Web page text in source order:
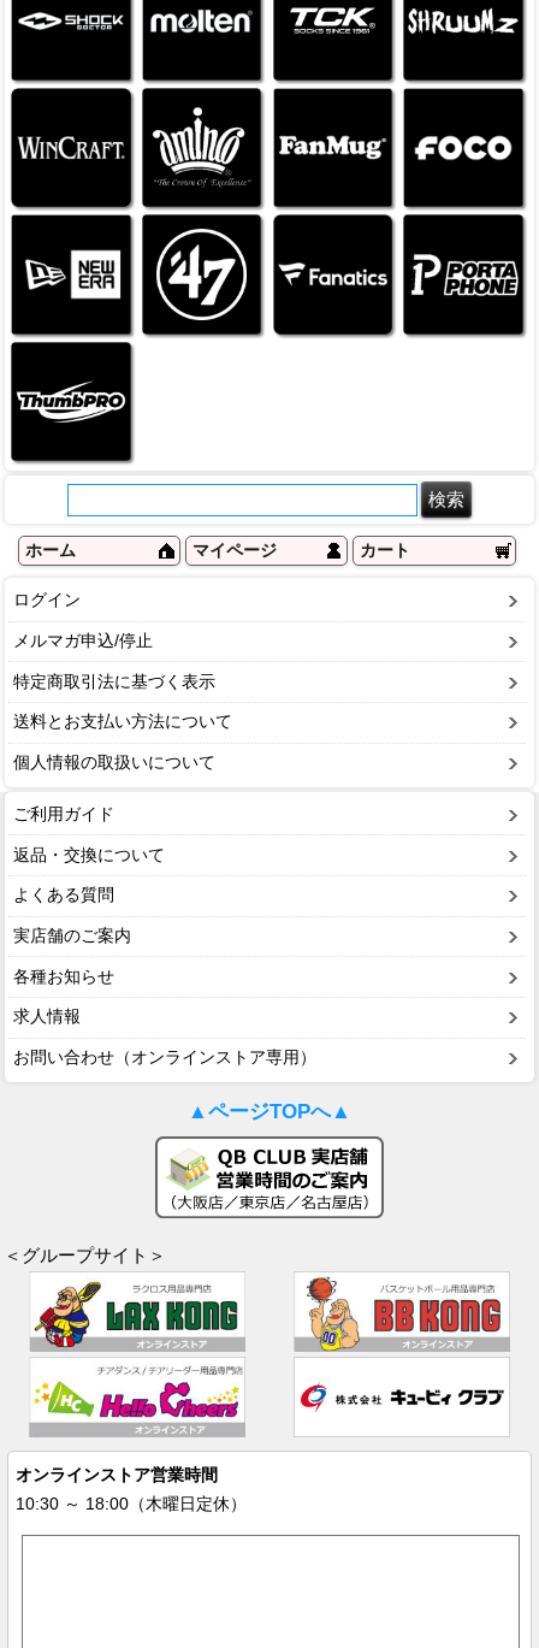
ホーム マイページ カート
ログイン
メルマガ申込/停止
特定商取引法に基づく表示
送料とお支払い方法について
個人情報の取扱いについて
ご利用ガイド
返品・交換について
よくある質問
実店舗のご案内
各種お知らせ
求人情報
お問い合わせ（オンラインストア専用）
▲ページTOPへ▲
＜グループサイト＞
オンラインストア営業時間
10:30 ～ 18:00（木曜日定休）